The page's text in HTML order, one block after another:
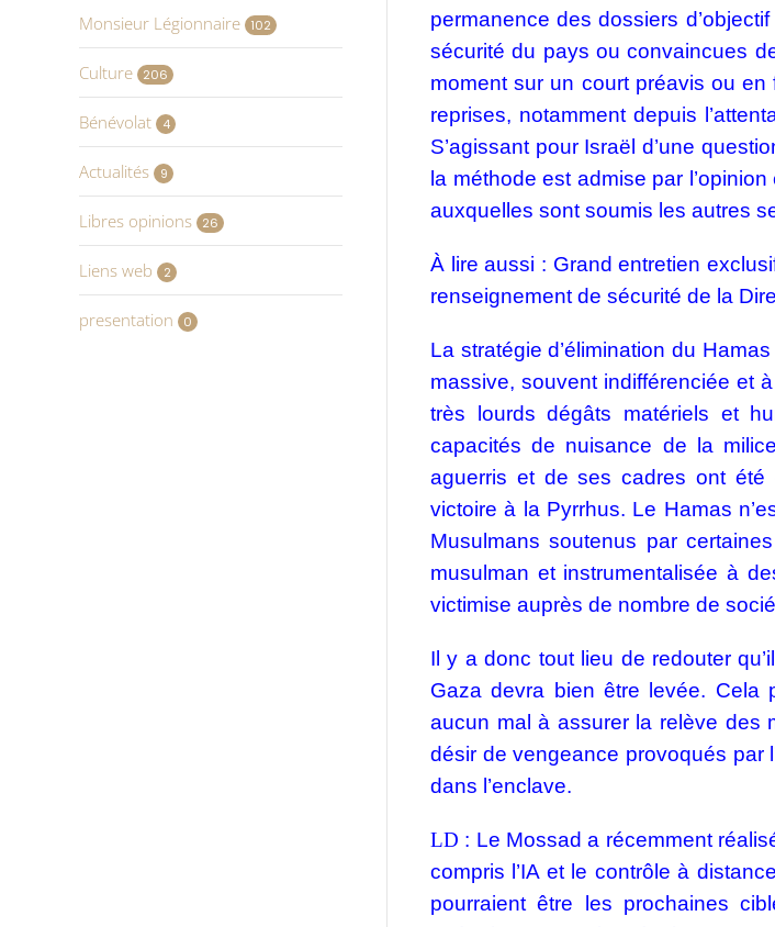
permanence des dossiers
sécurité du pays ou convaincues
moment sur un court préavis ou
reprises, notamment depuis
S’agissant pour Israël d’une
la méthode est admise par
auxquelles sont soumis les autres
À lire aussi : Grand entretien
renseignement de sécurité de la
La stratégie d’élimination du
massive, souvent indifférenciée et
très lourds dégâts matériels et
capacités de nuisance de la
aguerris et de ses cadres ont été
victoire à la Pyrrhus. Le Hamas
Musulmans soutenus par
musulman et instrumentalisée à
victimise auprès de nombre de
Il y a donc tout lieu de redouter
Gaza devra bien être levée. Cela
aucun mal à assurer la relève des
désir de vengeance provoqués par
dans l’enclave.
LD : Le Mossad a récemment
compris l’IA et le contrôle à
pourraient être les prochaines
Monsieur Légionnaire 102
Culture 206
Bénévolat 4
Actualités 9
Libres opinions 26
Liens web 2
presentation 0